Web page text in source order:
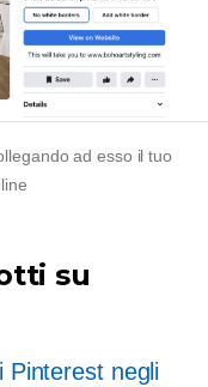
ad esso il tuo
su
Pinterest negli